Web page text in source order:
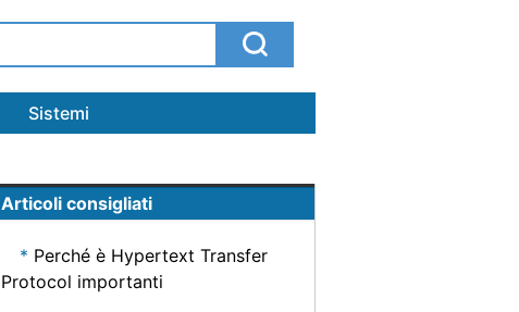
Sistemi
Articoli consigliati
Perché è Hypertext Transfer
Protocol importanti